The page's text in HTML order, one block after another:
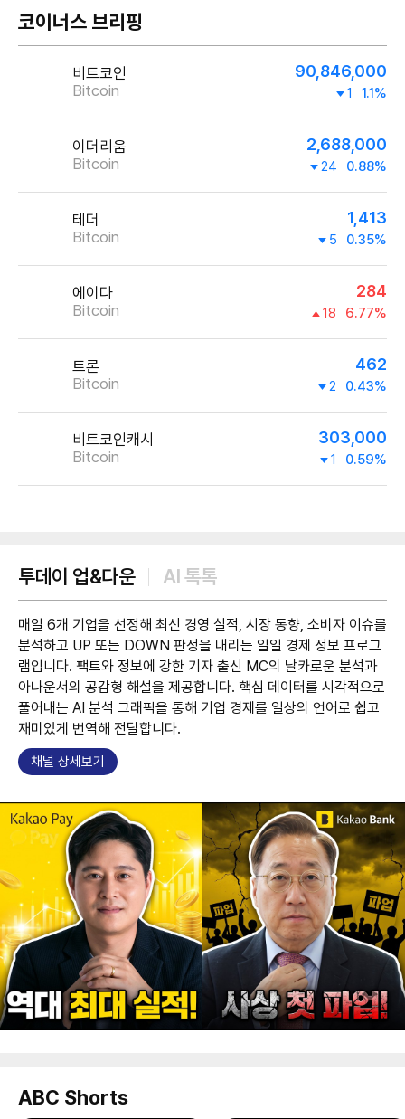
코이너스 브리핑
비트코인
Bitcoin
90,846,000
1 1.1%
이더리움
Bitcoin
2,688,000
24 0.88%
테더
Bitcoin
1,413
5 0.35%
에이다
Bitcoin
284
18 6.77%
트론
Bitcoin
462
2 0.43%
비트코인캐시
Bitcoin
303,000
1 0.59%
투데이 업&다운 AI 톡톡
매일 6개 기업을 선정해 최신 경영 실적, 시장 동향, 소비자 이슈를
분석하고 UP 또는 DOWN 판정을 내리는 일일 경제 정보 프로그
램입니다. 팩트와 정보에 강한 기자 출신 MC의 날카로운 분석과
아나운서의 공감형 해설을 제공합니다. 핵심 데이터를 시각적으로
풀어내는 AI 분석 그래픽을 통해 기업 경제를 일상의 언어로 쉽고
재미있게 번역해 전달합니다.
채널 상세보기
ABC Shorts